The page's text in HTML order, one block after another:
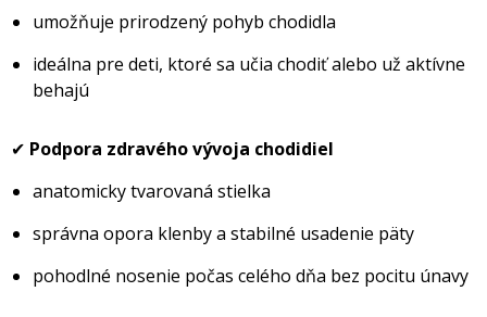
umožňuje prirodzený pohyb chodidla
ideálna pre deti, ktoré sa učia chodiť alebo už aktívne
behajú
✔ Podpora zdravého vývoja chodidiel
anatomicky tvarovaná stielka
správna opora klenby a stabilné usadenie päty
pohodlné nosenie počas celého dňa bez pocitu únavy